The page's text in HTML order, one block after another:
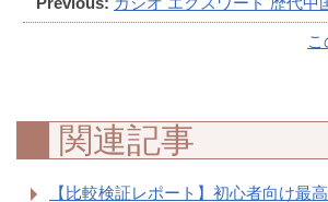
関連記事
【比較検証レポート】初心者向け最